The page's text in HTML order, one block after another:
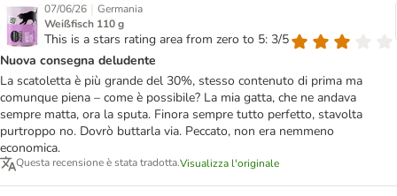
07/06/26 | Germania
Weißfisch 110 g
This is a stars rating area from zero to 5: 3/5
Nuova consegna deludente
La scatoletta è più grande del 30%, stesso contenuto di prima ma
comunque piena – come è possibile? La mia gatta, che ne andava
sempre matta, ora la sputa. Finora sempre tutto perfetto, stavolta
purtroppo no. Dovrò buttarla via. Peccato, non era nemmeno
economica.
Questa recensione è stata tradotta.Visualizza l'originale